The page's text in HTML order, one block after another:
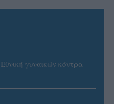
γυναικών κόντρα